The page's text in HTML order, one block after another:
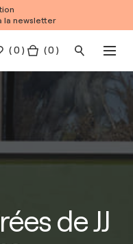
la newsletter
(0 ) ( 0 )
de JJ